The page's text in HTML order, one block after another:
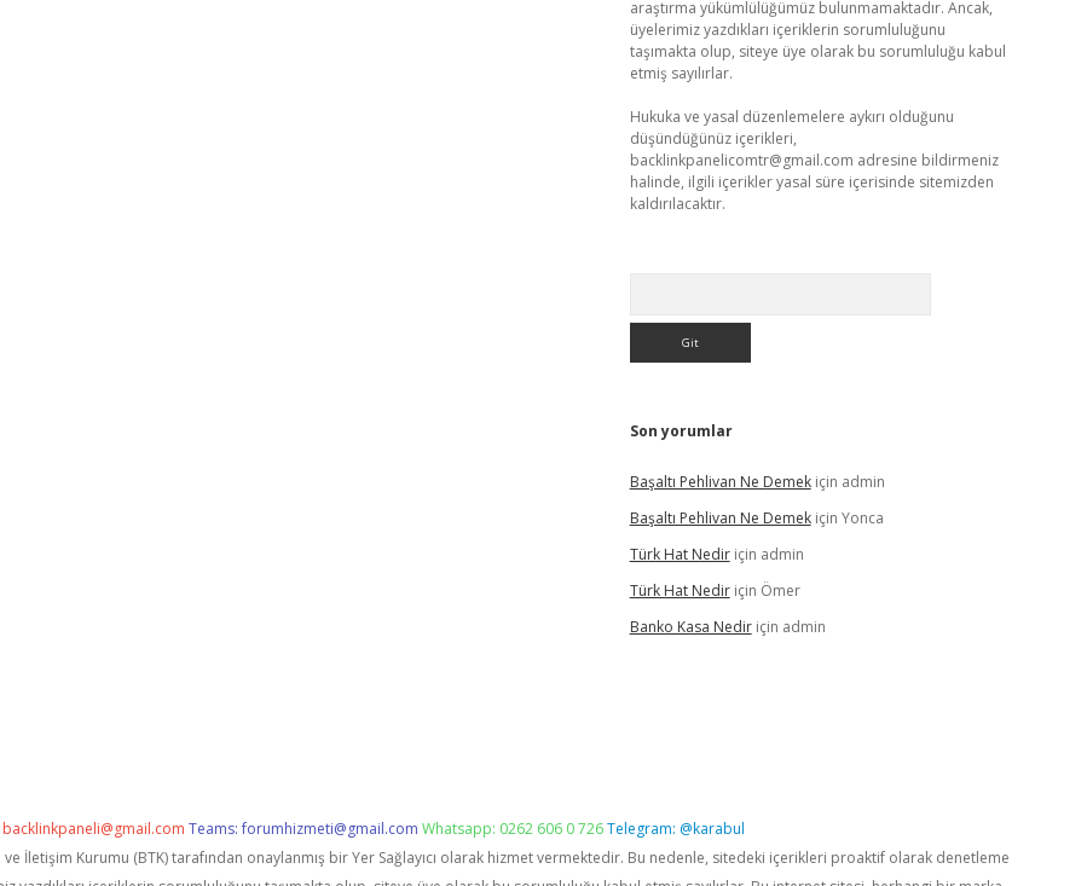
araştırma yükümlülüğümüz bulunmamaktadır. Ancak,
üyelerimiz yazdıkları içeriklerin sorumluluğunu
taşımakta olup, siteye üye olarak bu sorumluluğu kabul
etmiş sayılırlar.
Hukuka ve yasal düzenlemelere aykırı olduğunu
düşündüğünüz içerikleri,
backlinkpanelicomtr@gmail.com adresine bildirmeniz
halinde, ilgili içerikler yasal süre içerisinde sitemizden
kaldırılacaktır.
Son yorumlar
Başaltı Pehlivan Ne Demekiçin admin
Başaltı Pehlivan Ne Demekiçin Yonca
Türk Hat Nediriçin admin
Türk Hat Nediriçin Ömer
Banko Kasa Nediriçin admin
backlinkpaneli@gmail.com Teams:forumhizmeti@gmail.com Whatsapp: 0262 606 0 726Telegram: @karabul
ve İletişim Kurumu (BTK) tarafından onaylanmış bir Yer Sağlayıcı olarak hizmet vermektedir. Bu nedenle, sitedeki içerikleri proaktif olarak denetleme